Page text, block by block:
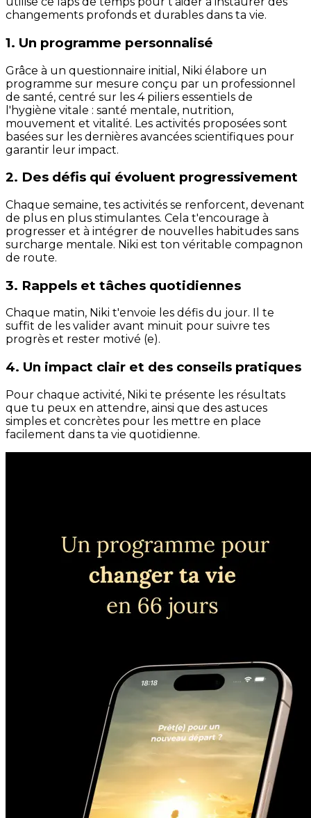
changements profonds et durables dans ta vie.
1. Un programme personnalisé
Grâce à un questionnaire initial, Niki élabore un
programme sur mesure conçu par un professionnel
de santé, centré sur les 4 piliers essentiels de
l'hygiène vitale : santé mentale, nutrition,
mouvement et vitalité. Les activités proposées sont
basées sur les dernières avancées scientifiques pour
garantir leur impact.
2. Des défis qui évoluent progressivement
Chaque semaine, tes activités se renforcent, devenant
de plus en plus stimulantes. Cela t'encourage à
progresser et à intégrer de nouvelles habitudes sans
surcharge mentale. Niki est ton véritable compagnon
de route.
3. Rappels et tâches quotidiennes
Chaque matin, Niki t'envoie les défis du jour. Il te
suffit de les valider avant minuit pour suivre tes
progrès et rester motivé (e).
4. Un impact clair et des conseils pratiques
Pour chaque activité, Niki te présente les résultats
que tu peux en attendre, ainsi que des astuces
simples et concrètes pour les mettre en place
facilement dans ta vie quotidienne.